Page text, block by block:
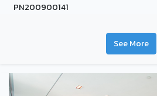
PN200900141
See More